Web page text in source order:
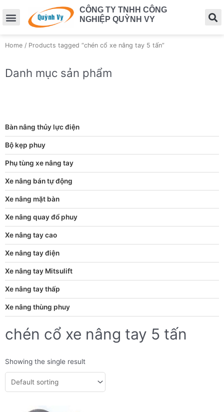
CÔNG TY TNHH CÔNG
NGHIỆP QUỲNH VY
Home / Products tagged “chén cổ xe nâng tay 5 tấn”
Danh mục sản phẩm
Bàn nâng thủy lực điện
Bộ kẹp phuy
Phụ tùng xe nâng tay
Xe nâng bán tự động
Xe nâng mặt bàn
Xe nâng quay đổ phuy
Xe nâng tay cao
Xe nâng tay điện
Xe nâng tay Mitsulift
Xe nâng tay thấp
Xe nâng thùng phuy
chén cổ xe nâng tay 5 tấn
Showing the single result